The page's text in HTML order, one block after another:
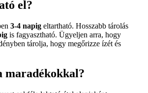
el?
3-4 napig eltartható. Hosszabb tárolás
is fagyasztható. Ügyeljen arra, hogy
tárolja, hogy megőrizze ízét és
maradékokkal?